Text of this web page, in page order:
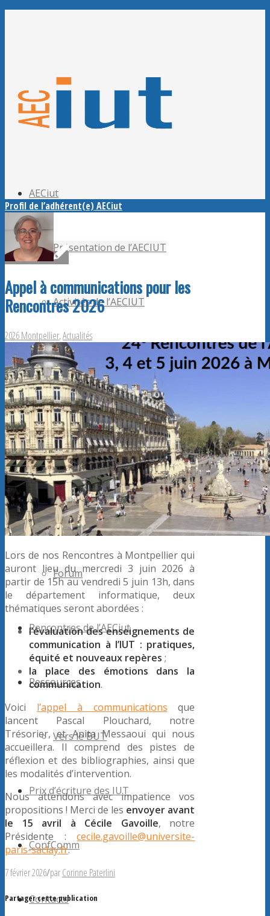
AECiut
Présentation de l’AECIUT
Activités de l’AECIUT
Publications
Adhérents AECiut
Promouvoir l’AECiut
Offres de postes
Forum
Rencontres de l’AECiut
Ressources
Vers le BUT
Prix d’écriture des IUT
ConfComm
Contacts
Profil de l’adhérent(e) AECiut
Appel à communications pour les
Rencontres 2026
2026 Montpellier,Actualités
Lors de nos Rencontres à Montpellier qui
auront lieu du mercredi 3 juin 2026 à
partir de 15h au vendredi 5 juin 13h, dans
le département informatique, deux
thématiques seront abordées :
l’évaluation des enseignements de
communication à l’IUT : pratiques,
équité et nouveaux repères ;
la place des émotions dans la
communication.
Voici l’appel à communications que
lancent Pascal Plouchard, notre
Trésorier, et Anita Messaoui qui nous
accueillera. Il comprend des pistes de
réflexion et des bibliographies, ainsi que
les modalités d’intervention.
Nous attendons avec impatience vos
propositions ! Merci de les envoyer avant
le 15 avril à Cécile Gavoille, notre
Présidente :cecile.gavoille@universite-
paris-saclay.fr.
7 février 2026/parCorinne Paterlini
Partager cette publication